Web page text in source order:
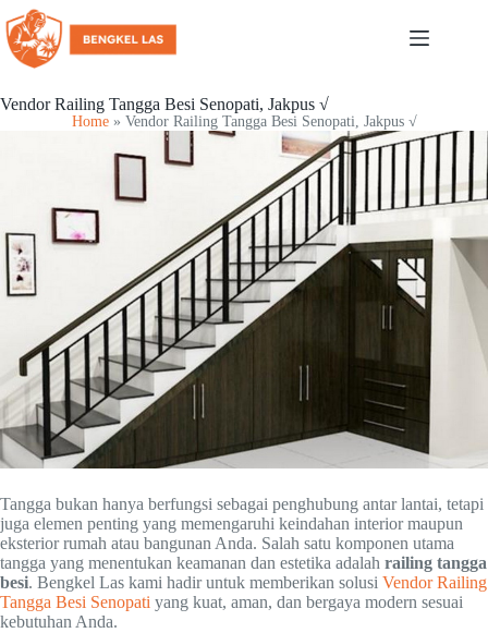
Vendor Railing Tangga Besi Senopati, Jakpus √
Home» Vendor Railing Tangga Besi Senopati, Jakpus √
Tangga bukan hanya berfungsi sebagai penghubung antar lantai, tetapi
juga elemen penting yang memengaruhi keindahan interior maupun
eksterior rumah atau bangunan Anda. Salah satu komponen utama
tangga yang menentukan keamanan dan estetika adalah railing tangga
besi. Bengkel Las kami hadir untuk memberikan solusi Vendor Railing
Tangga Besi Senopati yang kuat, aman, dan bergaya modern sesuai
kebutuhan Anda.